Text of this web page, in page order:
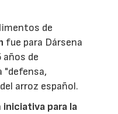
de
fue para Dársena
de
"defensa,
arroz español.
iniciativa para la